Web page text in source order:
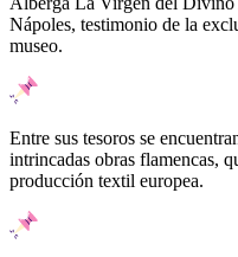
Nápoles, testimonio de la
museo.
Entre sus tesoros se
intrincadas obras flamencas,
producción textil europea.